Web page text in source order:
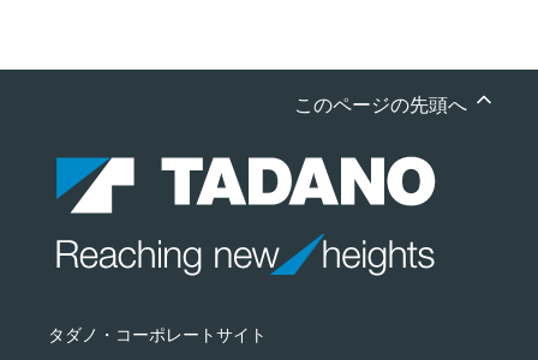
このページの先頭へ
タダノ・コーポレートサイト